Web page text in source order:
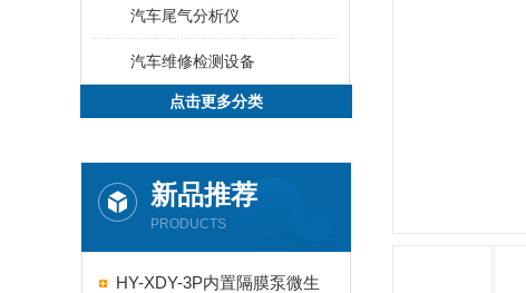
汽车尾气分析仪
汽车维修检测设备
点击更多分类
新品推荐
PRODUCTS
HY-XDY-3P内置隔膜泵微生